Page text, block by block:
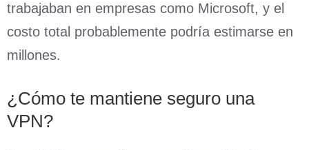
trabajaban en empresas como Microsoft, y el
costo total probablemente podría estimarse en
millones.
¿Cómo te mantiene seguro una
VPN?